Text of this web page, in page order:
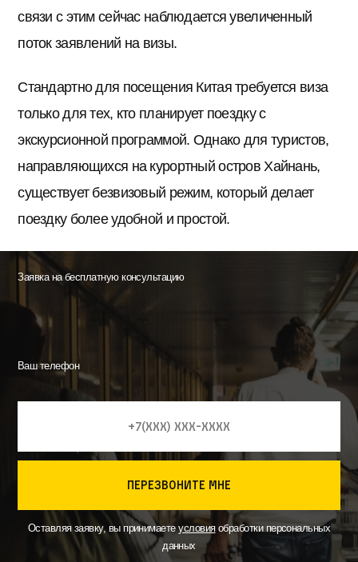
связи с этим сейчас наблюдается увеличенный
поток заявлений на визы.
Стандартно для посещения Китая требуется виза
только для тех, кто планирует поездку с
экскурсионной программой. Однако для туристов,
направляющихся на курортный остров Хайнань,
существует безвизовый режим, который делает
поездку более удобной и простой.
Заявка на бесплатную консультацию
Ваш телефон
перезвоните мне
Оставляя заявку, вы принимаетеусловияобработки персональных
данных